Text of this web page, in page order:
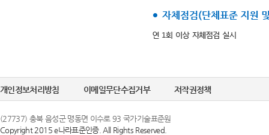
개인정보처리방침 이메일무단수집거부 저작권정책
(27737) 충북 음성군 맹동면 이수로 93 국가기술표준원
Copyright 2015 e나라표준인증. All Rights Reserved.